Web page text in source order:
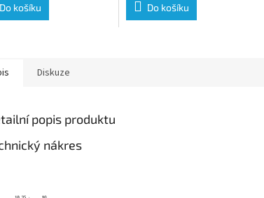
Do košíku Do košíku
Diskuze
popis produktu
nákres